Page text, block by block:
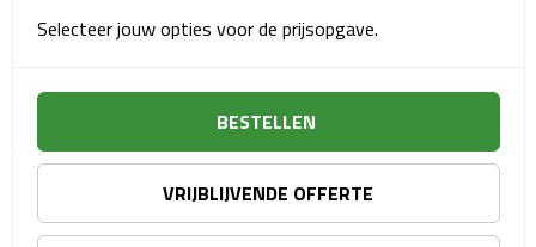
Sport- & Recreatietassen
Sporttassen
Schoenentassen
Selecteer jouw opties voor de prijsopgave.
BESTELLEN
VRIJBLIJVENDE OFFERTE